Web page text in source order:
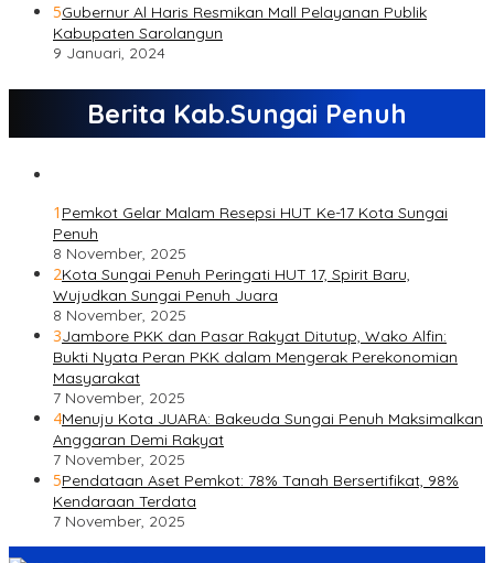
5Gubernur Al Haris Resmikan Mall Pelayanan Publik
Kabupaten Sarolangun
9 Januari, 2024
Berita Kab.Sungai Penuh
1 Pemkot Gelar Malam Resepsi HUT Ke-17 Kota Sungai
Penuh
8 November, 2025
2Kota Sungai Penuh Peringati HUT 17, Spirit Baru,
Wujudkan Sungai Penuh Juara
8 November, 2025
3Jambore PKK dan Pasar Rakyat Ditutup, Wako Alfin:
Bukti Nyata Peran PKK dalam Mengerak Perekonomian
Masyarakat
7 November, 2025
4Menuju Kota JUARA: Bakeuda Sungai Penuh Maksimalkan
Anggaran Demi Rakyat
7 November, 2025
5Pendataan Aset Pemkot: 78% Tanah Bersertifikat, 98%
Kendaraan Terdata
7 November, 2025